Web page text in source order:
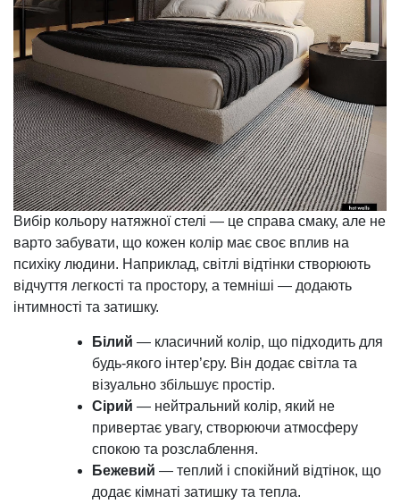
Вибір кольору натяжної стелі — це справа смаку, але не
варто забувати, що кожен колір має своє вплив на
психіку людини. Наприклад, світлі відтінки створюють
відчуття легкості та простору, а темніші — додають
інтимності та затишку.
Білий — класичний колір, що підходить для
будь-якого інтер’єру. Він додає світла та
візуально збільшує простір.
Сірий — нейтральний колір, який не
привертає увагу, створюючи атмосферу
спокою та розслаблення.
Бежевий — теплий і спокійний відтінок, що
додає кімнаті затишку та тепла.